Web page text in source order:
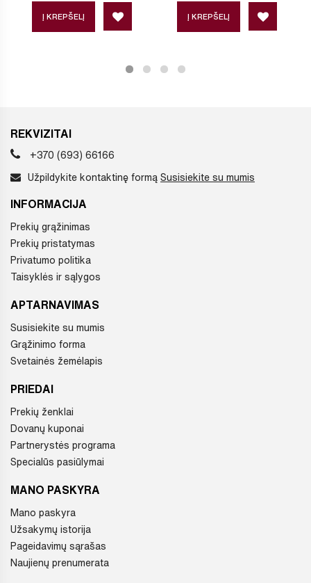
Į KREPŠELĮ Į KREPŠELĮ
REKVIZITAI
+370 (693) 66166
Užpildykite kontaktinę formą Susisiekite su mumis
INFORMACIJA
Prekių grąžinimas
Prekių pristatymas
Privatumo politika
Taisyklės ir sąlygos
APTARNAVIMAS
Susisiekite su mumis
Grąžinimo forma
Svetainės žemėlapis
PRIEDAI
Prekių ženklai
Dovanų kuponai
Partnerystės programa
Specialūs pasiūlymai
MANO PASKYRA
Mano paskyra
Užsakymų istorija
Pageidavimų sąrašas
Naujienų prenumerata